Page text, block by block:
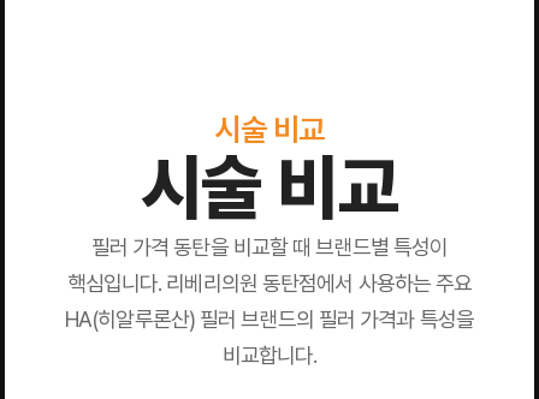
시술 비교
시술 비교
필러 가격 동탄을 비교할 때 브랜드별 특성이
핵심입니다. 리베리의원 동탄점에서 사용하는 주요
HA(히알루론산) 필러 브랜드의 필러 가격과 특성을
비교합니다.